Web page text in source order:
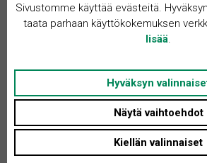
Kohteen kuvaus
-entinen pikkutila
-tien päässä ei läpikulkua
-järvi näköala
-6 ha
Sivustomme käyttää evästeitä.
taata parhaan käyttökokemuksen
lisää.
Hyväksyn
Näytä vaihtoehdot
Kiellän valinnaiset